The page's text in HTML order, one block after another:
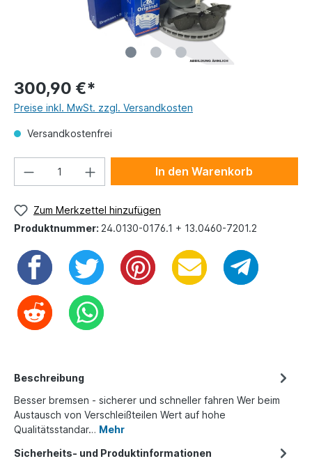
300,90 €*
Preise inkl. MwSt. zzgl. Versandkosten
Versandkostenfrei
In den Warenkorb
Zum Merkzettel hinzufügen
Produktnummer: 24.0130-0176.1 + 13.0460-7201.2
Beschreibung
Besser bremsen - sicherer und schneller fahren Wer beim
Austausch von Verschleißteilen Wert auf hohe
Qualitätsstandar… Mehr
Sicherheits- und Produktinformationen